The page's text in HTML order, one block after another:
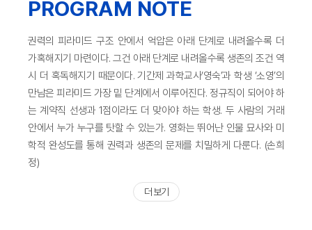
PROGRAM NOTE
권력의 피라미드 구조 안에서 억압은 아래 단계로 내려올수록 더
가혹해지기 마련이다. 그건 아래 단계로 내려올수록 생존의 조건 역
시 더 혹독해지기 때문이다. 기간제 과학교사‘영숙’과 학생 ‘소영’의
만남은 피라미드 가장 밑 단계에서 이루어진다. 정규직이 되어야 하
는 계약직 선생과 1점이라도 더 맞아야 하는 학생. 두 사람의 거래
안에서 누가 누구를 탓할 수 있는가. 영화는 뛰어난 인물 묘사와 미
학적 완성도를 통해 권력과 생존의 문제를 치밀하게 다룬다. (손희
정)
더 보기